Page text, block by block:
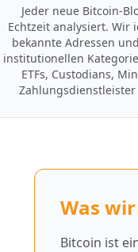
Jeder neue Bitcoin-
Echtzeit analysiert. Wir
bekannte Adressen
institutionellen
ETFs, Custodians,
Was
Bitcoin ist